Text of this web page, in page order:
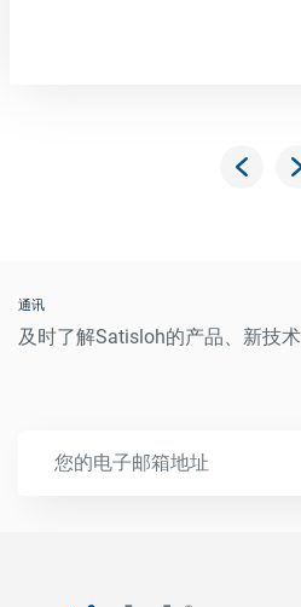
通讯
及时了解Satisloh的产品、新技